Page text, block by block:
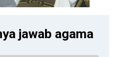
jawab agama